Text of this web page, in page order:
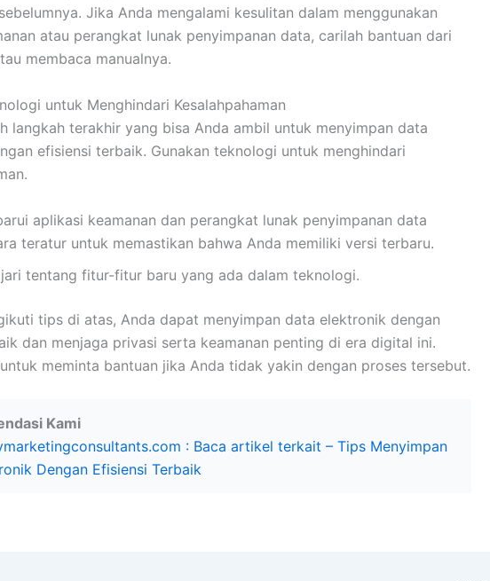
Jika Anda mengalami kesulitan dalam menggunakan
atau perangkat lunak penyimpanan data, carilah bantuan dari
membaca manualnya.
untuk Menghindari Kesalahpahaman
langkah terakhir yang bisa Anda ambil untuk menyimpan data
efisiensi terbaik. Gunakan teknologi untuk menghindari
aplikasi keamanan dan perangkat lunak penyimpanan data
teratur untuk memastikan bahwa Anda memiliki versi terbaru.
tentang fitur-fitur baru yang ada dalam teknologi.
tips di atas, Anda dapat menyimpan data elektronik dengan
dan menjaga privasi serta keamanan penting di era digital ini.
meminta bantuan jika Anda tidak yakin dengan proses tersebut.
Kami
: Baca artikel terkait – Tips Menyimpan
Dengan Efisiensi Terbaik